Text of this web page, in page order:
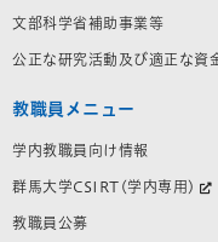
文部科学省補助事業等
公正な研究活動及び適正な資
教職員メニュー
学内教職員向け情報
群馬大学CSIRT(学内専用)
教職員公募